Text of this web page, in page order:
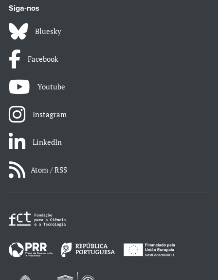
Siga-nos
Bluesky
Facebook
Youtube
Instagram
LinkedIn
Atom / RSS